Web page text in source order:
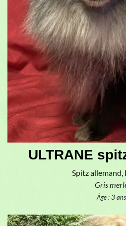
ULTRANE
Spitz allemand,
Gris
Âge : 3 ans